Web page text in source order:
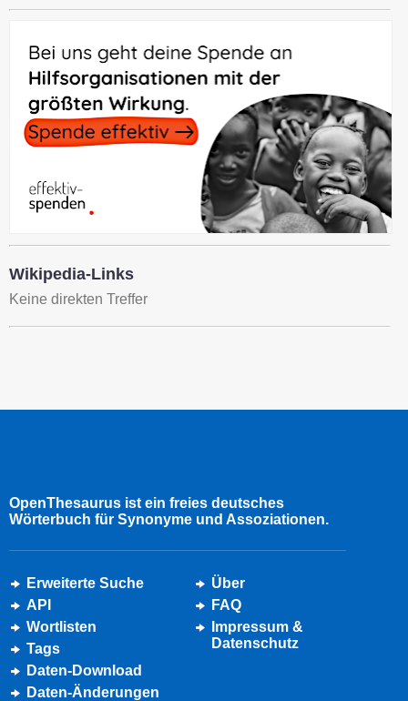
Wikipedia-Links
Keine direkten Treffer
OpenThesaurus ist ein freies deutsches
Wörterbuch für Synonyme und Assoziationen.
Erweiterte Suche
API
Wortlisten
Tags
Daten-Download
Daten-Änderungen
Über
FAQ
Impressum &
Datenschutz